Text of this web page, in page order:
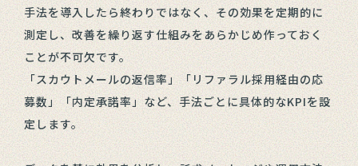
手法を導入したら終わりではなく、その効果を定期的に
測定し、改善を繰り返す仕組みをあらかじめ作っておく
ことが不可欠です。
「スカウトメールの返信率」「リファラル採用経由の応
募数」「内定承諾率」など、手法ごとに具体的なKPIを設
定します。